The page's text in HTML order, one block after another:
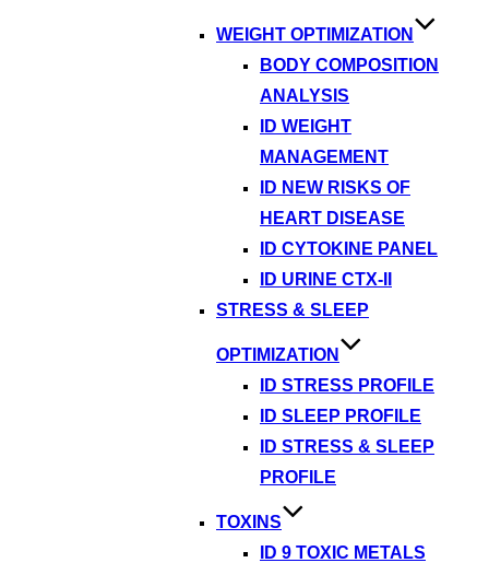
WEIGHT OPTIMIZATION
BODY COMPOSITION
ANALYSIS
ID WEIGHT
MANAGEMENT
ID NEW RISKS OF
HEART DISEASE
ID CYTOKINE PANEL
ID URINE CTX-II
STRESS & SLEEP
OPTIMIZATION
ID STRESS PROFILE
ID SLEEP PROFILE
ID STRESS & SLEEP
PROFILE
TOXINS
ID 9 TOXIC METALS